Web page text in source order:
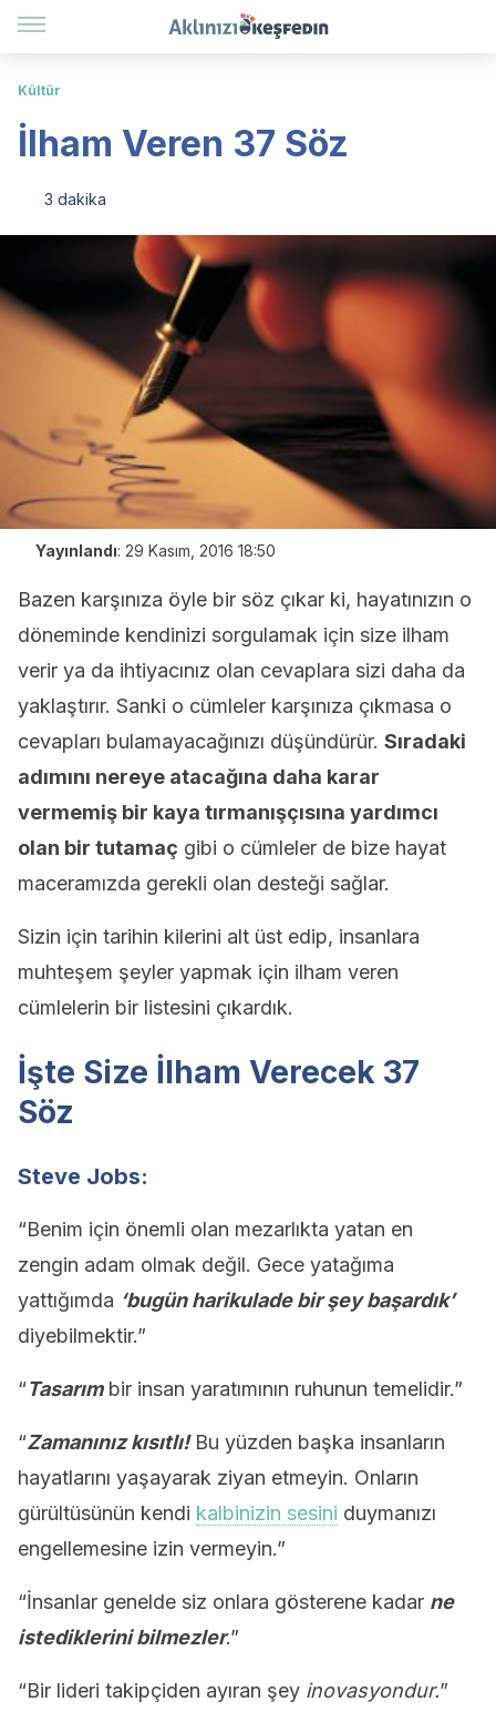
Kültür
İlham Veren 37 Söz
3 dakika
Yayınlandı: 29 Kasım, 2016 18:50
Bazen karşınıza öyle bir söz çıkar ki, hayatınızın o
döneminde kendinizi sorgulamak için size ilham
verir ya da ihtiyacınız olan cevaplara sizi daha da
yaklaştırır. Sanki o cümleler karşınıza çıkmasa o
cevapları bulamayacağınızı düşündürür. Sıradaki
adımını nereye atacağına daha karar
vermemiş bir kaya tırmanışçısına yardımcı
olan bir tutamaç gibi o cümleler de bize hayat
maceramızda gerekli olan desteği sağlar.
Sizin için tarihin kilerini alt üst edip, insanlara
muhteşem şeyler yapmak için ilham veren
cümlelerin bir listesini çıkardık.
İşte Size İlham Verecek 37
Söz
Steve Jobs:
“Benim için önemli olan mezarlıkta yatan en
zengin adam olmak değil. Gece yatağıma
yattığımda ‘bugün harikulade bir şey başardık’
diyebilmektir.”
“Tasarımbir insan yaratımının ruhunun temelidir.”
“Zamanınız kısıtlı!Bu yüzden başka insanların
hayatlarını yaşayarak ziyan etmeyin. Onların
gürültüsünün kendi kalbinizin sesini duymanızı
engellemesine izin vermeyin.”
“İnsanlar genelde siz onlara gösterene kadar ne
istediklerini bilmezler.”
“Bir lideri takipçiden ayıran şey inovasyondur.”